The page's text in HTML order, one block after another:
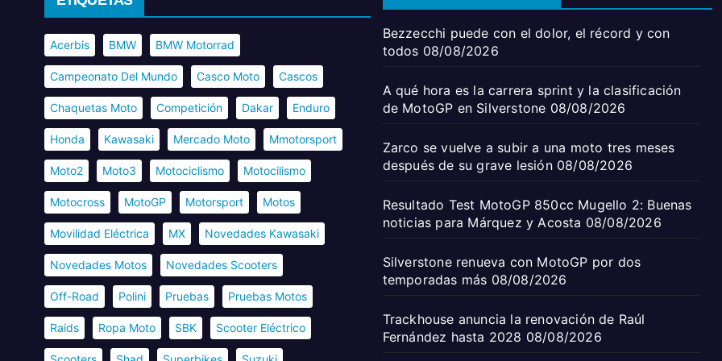
Acerbis BMW BMW Motorrad
Campeonato Del Mundo Casco Moto Cascos
Chaquetas Moto Competición Dakar Enduro
Honda Kawasaki Mercado Moto Mmotorsport
Moto2 Moto3 Motociclismo Motocilismo
Motocross MotoGP Motorsport Motos
Movilidad Eléctrica MX Novedades Kawasaki
Novedades Motos Novedades Scooters
Off-Road Polini Pruebas Pruebas Motos
Raids Ropa Moto SBK Scooter Eléctrico
Bezzecchi puede con el dolor, el récord y con
todos 08/08/2026
A qué hora es la carrera sprint y la clasificación
de MotoGP en Silverstone 08/08/2026
Zarco se vuelve a subir a una moto tres meses
después de su grave lesión 08/08/2026
Resultado Test MotoGP 850cc Mugello 2: Buenas
noticias para Márquez y Acosta 08/08/2026
Silverstone renueva con MotoGP por dos
temporadas más 08/08/2026
Trackhouse anuncia la renovación de Raúl
Fernández hasta 2028 08/08/2026